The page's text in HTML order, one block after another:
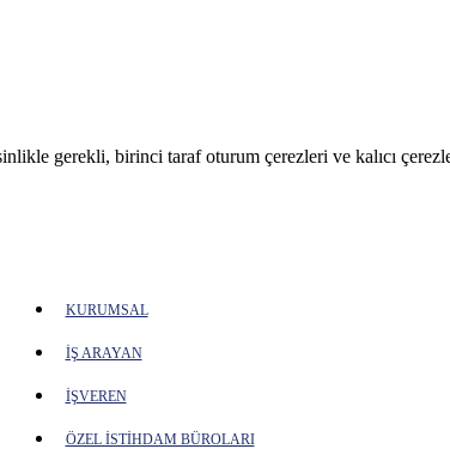
gerekli, birinci taraf oturum çerezleri ve kalıcı
KURUMSAL
İŞ ARAYAN
İŞVEREN
ÖZEL İSTİHDAM BÜROLARI